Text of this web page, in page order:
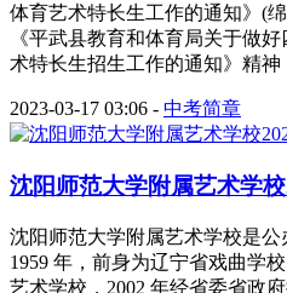
体育艺术特长生工作的通知》(
《平武县教育和体育局关于做
术特长生招生工作的通知》精神
2023-03-17 03:06 - 中考简章
沈阳师范大学附属艺术学
沈阳师范大学附属艺术学校是
1959 年，前身为辽宁省戏曲学
艺术学校，2002 年经省委省政